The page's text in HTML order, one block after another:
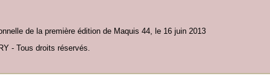
de la première édition de Maquis 44, le 16 juin 2013
- Tous droits réservés.